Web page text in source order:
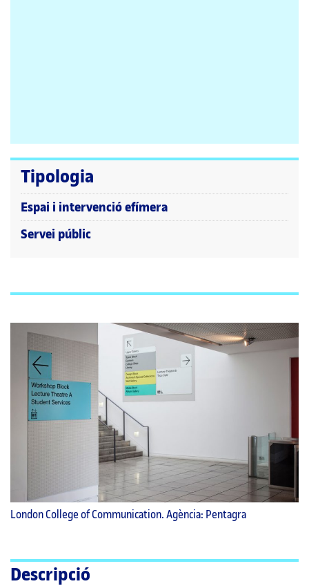
Tipologia
Espai i intervenció efímera
Servei públic
London College of Communication. Agència: Pentagra
Descripció